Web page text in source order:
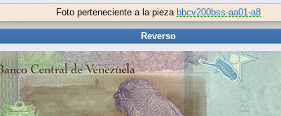
Foto perteneciente a la pieza bbcv200bss-aa01-a8
Reverso